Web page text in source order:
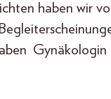
haben wir
Gynäkologin